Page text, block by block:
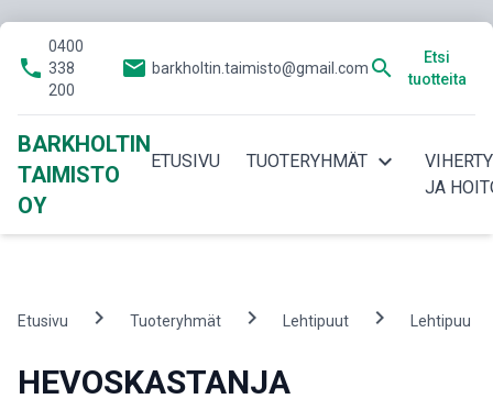
phone
0400
338
200
email barkholtin.taimisto@gmail.com search
Etsi
tuotteita
BARKHOLTIN
TAIMISTO
OY
ETUSIVU TUOTERYHMÄT expand_more
JA
Etusivu chevron_right Tuoteryhmät chevron_right Lehtipuut chevron_right Lehtipuu
HEVOSKASTANJA